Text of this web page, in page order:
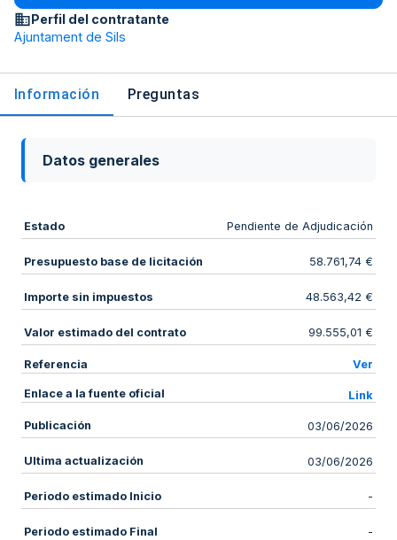
Perfil del contratante
Ajuntament de Sils
Información Preguntas
Datos generales
Estado Pendiente de Adjudicación
Presupuesto base de licitación 58.761,74 €
Importe sin impuestos 48.563,42 €
Valor estimado del contrato 99.555,01 €
Referencia Ver
Enlace a la fuente oficial Link
Publicación 03/06/2026
Ultima actualización 03/06/2026
Periodo estimado Inicio -
Periodo estimado Final -